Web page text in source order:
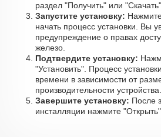
раздел "Получить" или
Запустите установку:
начать процесс установки. Вы
предупреждение о правах
железо.
Подтвердите установку:
"Установить". Процесс
времени в зависимости от
производительности устройства.
Завершите установку: После
инсталляции нажмите "Открыть".